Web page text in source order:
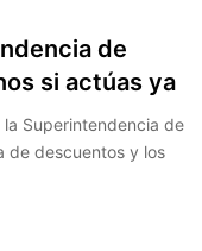
de
si actúas ya
Superintendencia de
de descuentos y los